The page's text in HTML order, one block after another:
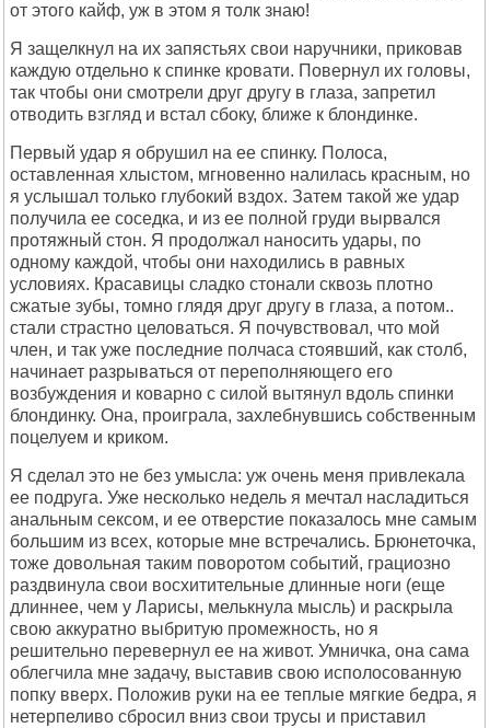
от этого кайф, уж в этом я толк знаю!
Я защелкнул на их запястьях свои наручники, приковав
каждую отдельно к спинке кровати. Повернул их головы,
так чтобы они смотрели друг другу в глаза, запретил
отводить взгляд и встал сбоку, ближе к блондинке.
Первый удар я обрушил на ее спинку. Полоса,
оставленная хлыстом, мгновенно налилась красным, но
я услышал только глубокий вздох. Затем такой же удар
получила ее соседка, и из ее полной груди вырвался
протяжный стон. Я продолжал наносить удары, по
одному каждой, чтобы они находились в равных
условиях. Красавицы сладко стонали сквозь плотно
сжатые зубы, томно глядя друг другу в глаза, а потом..
стали страстно целоваться. Я почувствовал, что мой
член, и так уже последние полчаса стоявший, как столб,
начинает разрываться от переполняющего его
возбуждения и коварно с силой вытянул вдоль спинки
блондинку. Она, проиграла, захлебнувшись собственным
поцелуем и криком.
Я сделал это не без умысла: уж очень меня привлекала
ее подруга. Уже несколько недель я мечтал насладиться
анальным сексом, и ее отверстие показалось мне самым
большим из всех, которые мне встречались. Брюнеточка,
тоже довольная таким поворотом событий, грациозно
раздвинула свои восхитительные длинные ноги (еще
длиннее, чем у Ларисы, мелькнула мысль) и раскрыла
свою аккуратно выбритую промежность, но я
решительно перевернул ее на живот. Умничка, она сама
облегчила мне задачу, выставив свою исполосованную
попку вверх. Положив руки на ее теплые мягкие бедра, я
нетерпеливо сбросил вниз свои трусы и приставил